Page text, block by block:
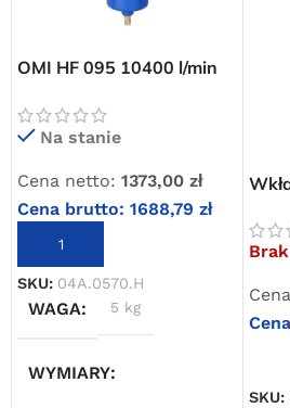
OMI HF 095 10400 l/min
sprężonego powietrza
Na stanie
Cena netto: 1373,00 zł
Cena brutto: 1688,79 zł
DODAJ DO KOSZYKA
SKU: 04A.0570.H
WAGA 5 kg
WYMIARY
SKU:
Darmowa
dla wszystkich zamówień
Przejdź do
Oferta ograniczona
Powered by